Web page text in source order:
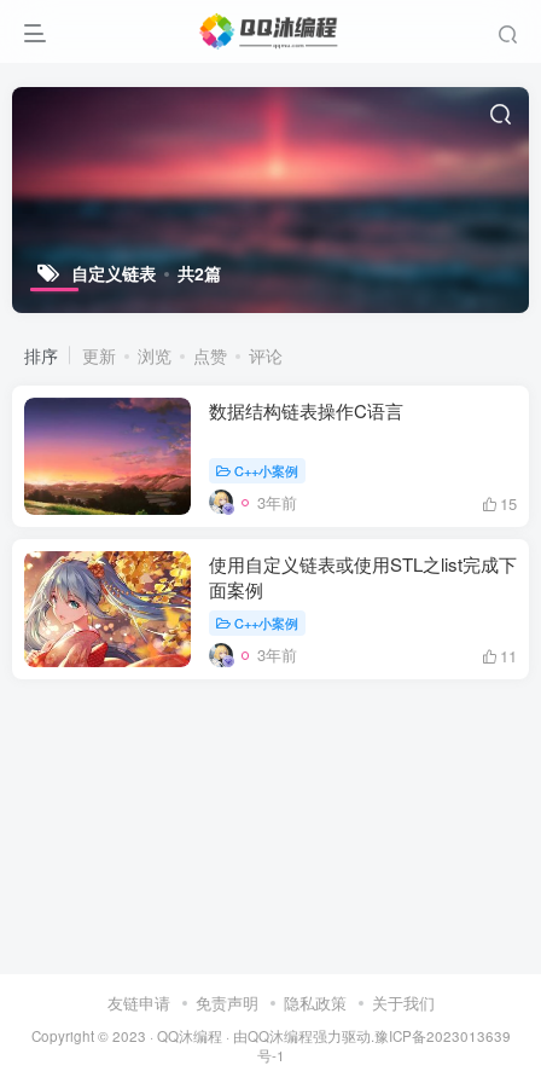
自定义链表 共2篇
排序 更新 浏览 点赞 评论
数据结构链表操作C语言
C++小案例
3年前 15
使用自定义链表或使用STL之list完成下
面案例
C++小案例
3年前 11
友链申请 免责声明 隐私政策 关于我们
Copyright © 2023 · QQ沐编程 · 由QQ沐编程强力驱动. 豫ICP备2023013639
号-1